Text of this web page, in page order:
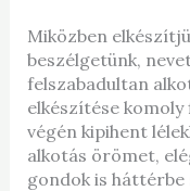
Miközben
beszélgetünk,
felszabadultan
elkészítése
végén kipihent
alkotás örömet,
gondok is háttérbe